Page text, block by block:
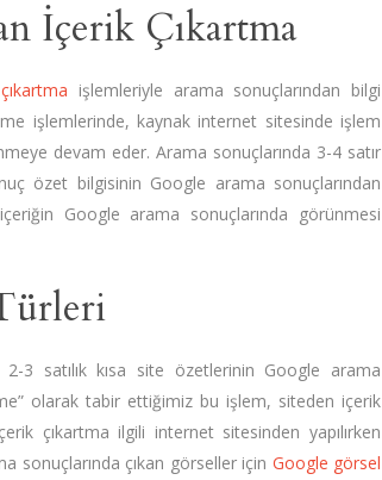
İçerik Çıkartma
işlemleriyle arama sonuçlarından bilgi
işlemlerinde, kaynak internet sitesinde işlem
devam eder. Arama sonuçlarında 3-4 satır
özet bilgisinin Google arama sonuçlarından
Google arama sonuçlarında görünmesi
3 satılık kısa site özetlerinin Google arama
olarak tabir ettiğimiz bu işlem, siteden içerik
çıkartma ilgili internet sitesinden yapılırken
sonuçlarında çıkan görseller için Google görsel